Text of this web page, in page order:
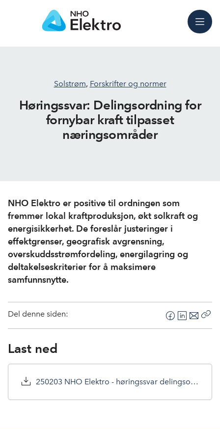
Meny
Solstrøm, Forskrifter og normer
Høringssvar: Delingsordning for
fornybar kraft tilpasset
næringsområder
NHO Elektro er positive til ordningen som
fremmer lokal kraftproduksjon, økt solkraft og
energisikkerhet. De foreslår justeringer i
effektgrenser, geografisk avgrensning,
overskuddsstrømfordeling, energilagring og
deltakelseskriterier for å maksimere
samfunnsnytte.
Del denne siden:
F
a
b
o
k
L
i
e
d
n
E
-
s
t
Last ned
250203 NHO Elektro - høringssvar delingsordning fornybar kraft.pdf